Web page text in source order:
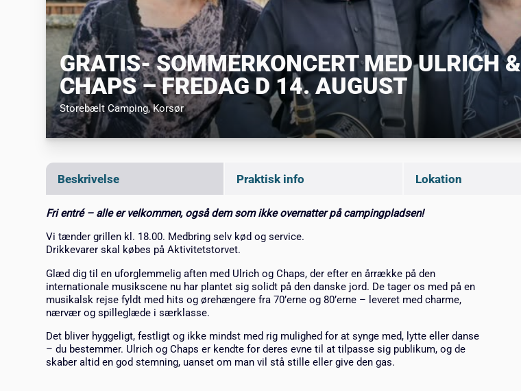
GRATIS- SOMMERKONCERT MED ULRICH &
CHAPS – FREDAG D 14. AUGUST
Storebælt Camping, Korsør
Beskrivelse Praktisk info Lokation
Fri entré – alle er velkommen, også dem som ikke overnatter på campingpladsen!
Vi tænder grillen kl. 18.00. Medbring selv kød og service.
Drikkevarer skal købes på Aktivitetstorvet.
Glæd dig til en uforglemmelig aften med Ulrich og Chaps, der efter en årrække på den
internationale musikscene nu har plantet sig solidt på den danske jord. De tager os med på en
musikalsk rejse fyldt med hits og ørehængere fra 70’erne og 80’erne – leveret med charme,
nærvær og spilleglæde i særklasse.
Det bliver hyggeligt, festligt og ikke mindst med rig mulighed for at synge med, lytte eller danse
– du bestemmer. Ulrich og Chaps er kendte for deres evne til at tilpasse sig publikum, og de
skaber altid en god stemning, uanset om man vil stå stille eller give den gas.